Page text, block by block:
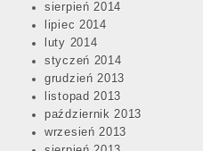
sierpień 2014
lipiec 2014
luty 2014
styczeń 2014
grudzień 2013
listopad 2013
październik 2013
wrzesień 2013